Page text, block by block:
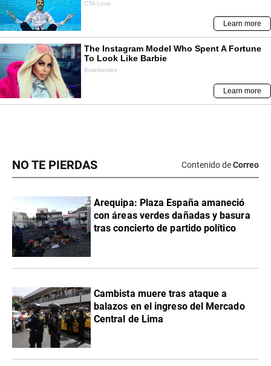
NO TE PIERDAS Contenido deCorreo
Arequipa: Plaza España amaneció
con áreas verdes dañadas y basura
tras concierto de partido político
Cambista muere tras ataque a
balazos en el ingreso del Mercado
Central de Lima